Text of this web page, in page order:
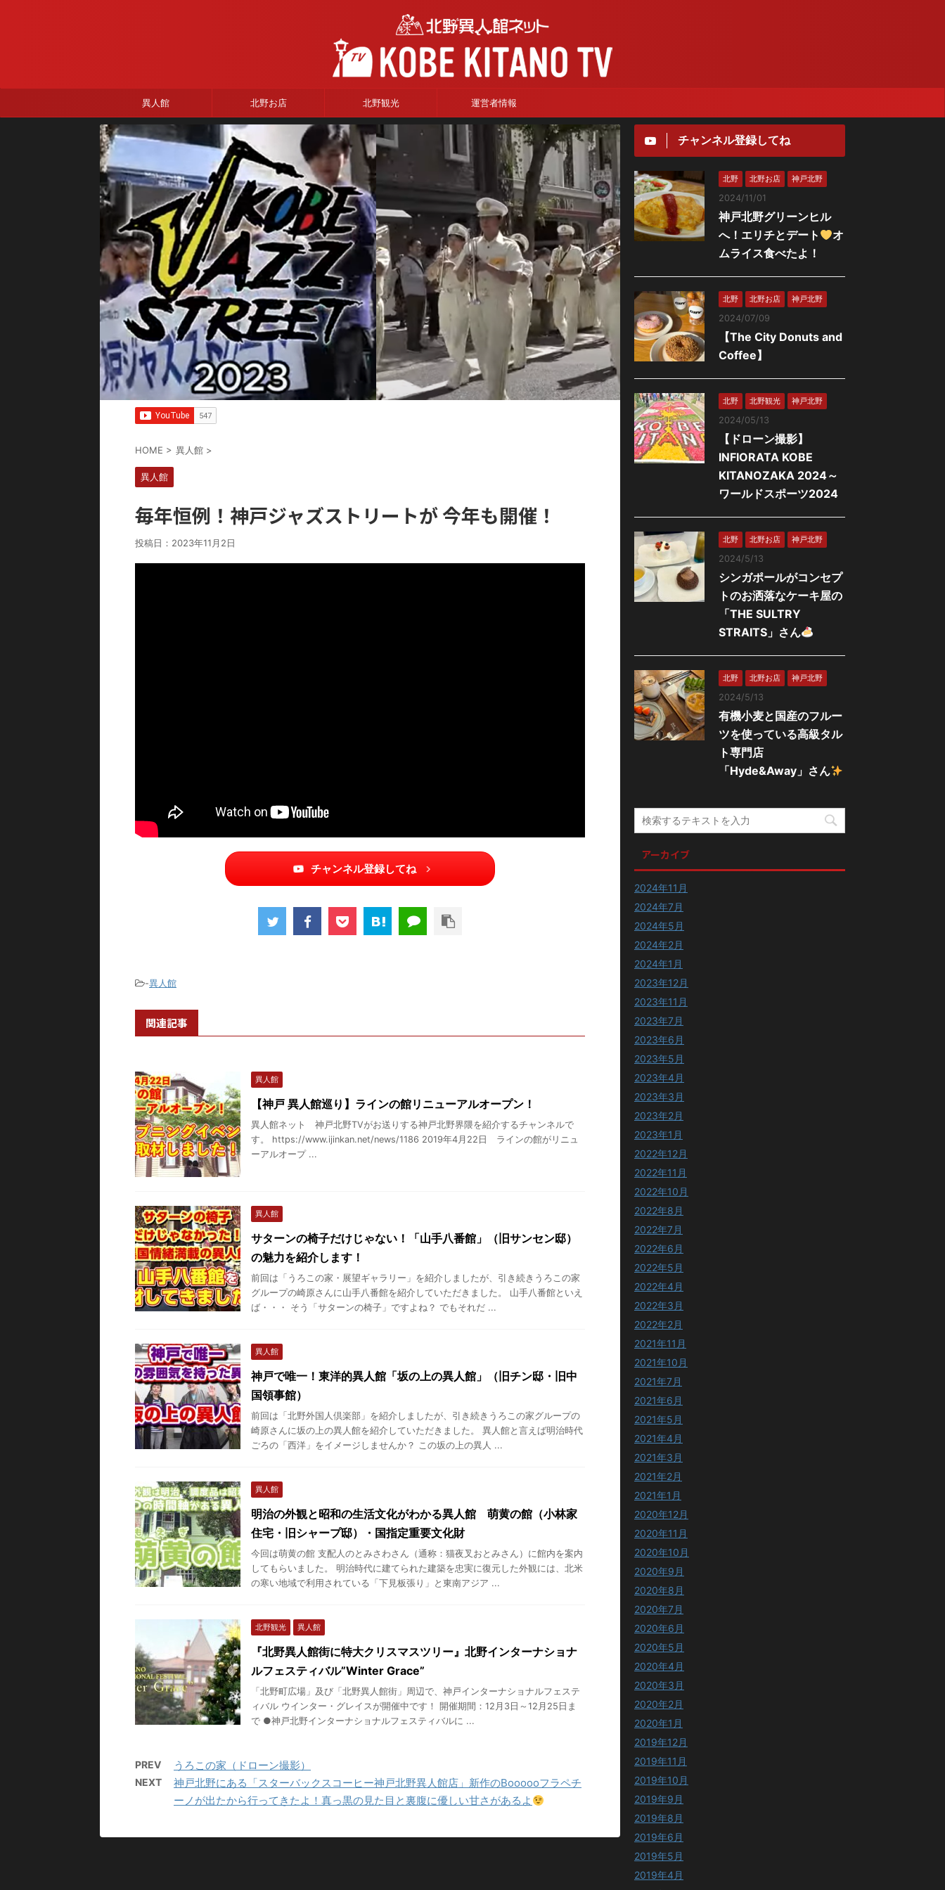
異人館 北野お店 北野観光 運営者情報
HOME > 異人館 >
異人館
毎年恒例！神戸ジャズストリートが 今年も開催！
投稿日： 2023年11月2日
チャンネル登録してね
-異人館
関連記事
異人館
【神戸 異人館巡り】ラインの館リニューアルオープン！
異人館ネット 神戸北野TVがお送りする神戸北野界隈を紹介するチャンネルで
す。 https://www.ijinkan.net/news/1186​ 2019年4月22日 ラインの館がリニュ
ーアルオープ ...
異人館
サターンの椅子だけじゃない！「山手八番館」（旧サンセン邸）
の魅力を紹介します！
前回は「うろこの家・展望ギャラリー」を紹介しましたが、引き続きうろこの家
グループの崎原さんに山手八番館を紹介していただきました。 山手八番館といえ
ば・・・ そう「サターンの椅子」ですよね？ でもそれだ ...
異人館
神戸で唯一！東洋的異人館「坂の上の異人館」（旧チン邸・旧中
国領事館）
前回は「北野外国人倶楽部」を紹介しましたが、引き続きうろこの家グループの
崎原さんに坂の上の異人館を紹介していただきました。 異人館と言えば明治時代
ごろの「西洋」をイメージしませんか？ この坂の上の異人 ...
異人館
明治の外観と昭和の生活文化がわかる異人館 萌黄の館（小林家
住宅・旧シャープ邸）・国指定重要文化財
今回は萌黄の館 支配人のとみさわさん（通称：猫夜叉おとみさん）に館内を案内
してもらいました。 明治時代に建てられた建築を忠実に復元した外観には、北米
の寒い地域で利用されている「下見板張り」と東南アジア ...
北野観光 異人館
『北野異人館街に特大クリスマスツリー』北野インターナショナ
ルフェスティバル”Winter Grace”
「北野町広場」及び「北野異人館街」周辺で、神戸インターナショナルフェステ
ィバル ウインター・グレイスが開催中です！ 開催期間：12月3日～12月25日ま
で ●神戸北野インターナショナルフェスティバルに ...
PREV うろこの家（ドローン撮影）
NEXT
神戸北野にある「スターバックスコーヒー神戸北野異人館店」新作のBoooooフラペチ
ーノが出たから行ってきたよ！真っ黒の見た目と裏腹に優しい甘さがあるよ
チャンネル登録してね
北野 北野お店 神戸北野
2024/11/01
神戸北野グリーンヒル
へ！エリチとデート
オ
ムライス食べたよ！
北野 北野お店 神戸北野
2024/07/09
【The City Donuts and
Coffee】
北野 北野観光 神戸北野
2024/05/13
【ドローン撮影】
INFIORATA KOBE
KITANOZAKA 2024～
ワールドスポーツ2024
北野 北野お店 神戸北野
2024/5/13
シンガポールがコンセプ
トのお洒落なケーキ屋の
「THE SULTRY
STRAITS」さん
北野 北野お店 神戸北野
2024/5/13
有機小麦と国産のフルー
ツを使っている高級タル
ト専門店
「Hyde&Away」さん
アーカイブ
2024年11月
2024年7月
2024年5月
2024年2月
2024年1月
2023年12月
2023年11月
2023年7月
2023年6月
2023年5月
2023年4月
2023年3月
2023年2月
2023年1月
2022年12月
2022年11月
2022年10月
2022年8月
2022年7月
2022年6月
2022年5月
2022年4月
2022年3月
2022年2月
2021年11月
2021年10月
2021年7月
2021年6月
2021年5月
2021年4月
2021年3月
2021年2月
2021年1月
2020年12月
2020年11月
2020年10月
2020年9月
2020年8月
2020年7月
2020年6月
2020年5月
2020年4月
2020年3月
2020年2月
2020年1月
2019年12月
2019年11月
2019年10月
2019年9月
2019年8月
2019年6月
2019年5月
2019年4月